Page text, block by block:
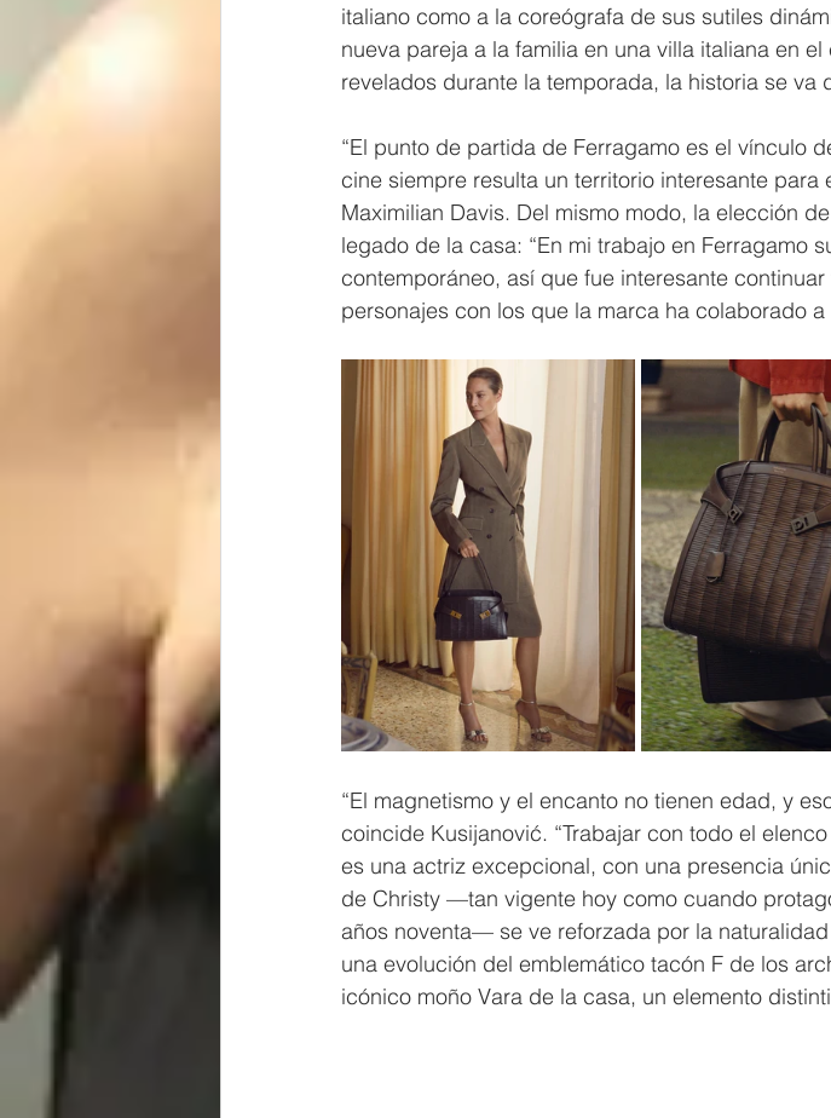
italiano como a la coreógrafa de sus sutiles
nueva pareja a la familia en una villa italiana en
revelados durante la temporada, la historia se va
“El punto de partida de Ferragamo es el vínculo
cine siempre resulta un territorio interesante
Maximilian Davis. Del mismo modo, la elección
legado de la casa: “En mi trabajo en Ferragamo
contemporáneo, así que fue interesante
personajes con los que la marca ha colaborado
“El magnetismo y el encanto no tienen edad, y
coincide Kusijanović. “Trabajar con todo el
es una actriz excepcional, con una presencia
de Christy —tan vigente hoy como cuando
años noventa— se ve reforzada por la
una evolución del emblemático tacón F de los
icónico moño Vara de la casa, un elemento